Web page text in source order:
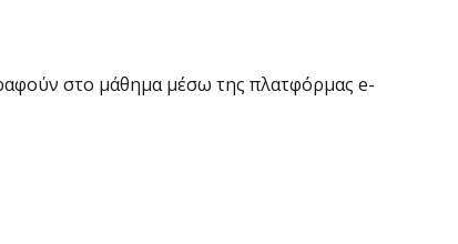
στο μάθημα μέσω της πλατφόρμας e-